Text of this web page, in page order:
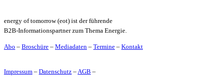
energy of tomorrow (eot) ist der führende
B2B-Informationspartner zum Thema Energie.
Abo – Broschüre – Mediadaten – Termine – Kontakt
Impressum – Datenschutz – AGB –